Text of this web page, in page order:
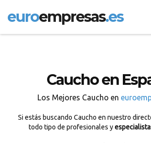
euroempresas.es
Caucho en
Los Mejores Caucho en
Si estás buscando Caucho en nuestro
todo tipo de profesionales y